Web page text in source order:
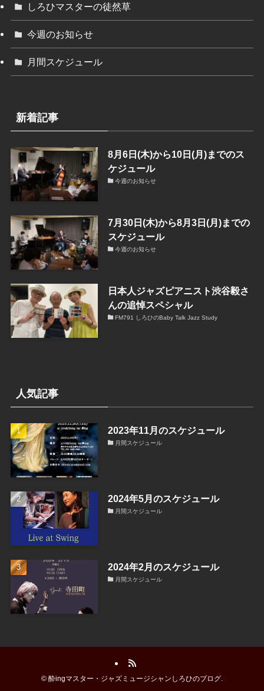
しろひマスターの徒然草
今週のお知らせ
月間スケジュール
新着記事
8月6日(木)から10日(月)までのス
ケジュール
今週のお知らせ
7月30日(木)から8月3日(月)までの
スケジュール
今週のお知らせ
日本人ジャズピアニスト渋谷毅さ
んの追悼スペシャル
FM791 しろひのBaby Talk Jazz Study
人気記事
2023年11月のスケジュール
月間スケジュール
2024年5月のスケジュール
月間スケジュール
2024年2月のスケジュール
月間スケジュール
© 酔ingマスター・ジャズミュージシャンしろひのブログ.